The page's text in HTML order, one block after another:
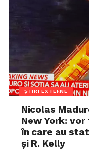
ȘTIRI EXTERNE
Nicolas
New York:
în care au
și R. Kelly